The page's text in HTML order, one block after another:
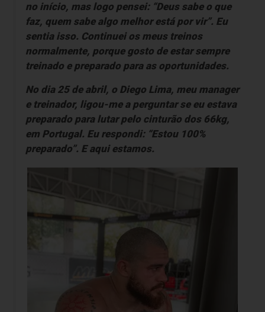
no início, mas logo pensei: “Deus sabe o que
faz, quem sabe algo melhor está por vir”. Eu
sentia isso. Continuei os meus treinos
normalmente, porque gosto de estar sempre
treinado e preparado para as oportunidades.
No dia 25 de abril, o Diego Lima, meu manager
e treinador, ligou-me a perguntar se eu estava
preparado para lutar pelo cinturão dos 66kg,
em Portugal. Eu respondi: “Estou 100%
preparado”. E aqui estamos.